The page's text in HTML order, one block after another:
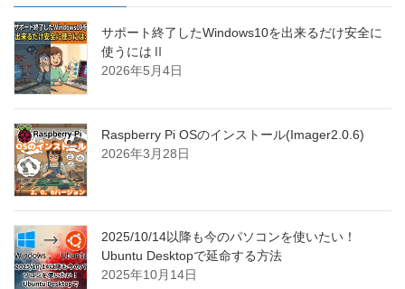
サポート終了したWindows10を出来るだけ安全に
使うにはⅡ
2026年5月4日
Raspberry Pi OSのインストール(Imager2.0.6)
2026年3月28日
2025/10/14以降も今のパソコンを使いたい！
Ubuntu Desktopで延命する方法
2025年10月14日